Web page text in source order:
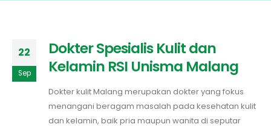
22
Sep
Dokter Spesialis Kulit dan
Kelamin RSI Unisma Malang
Dokter kulit Malang merupakan dokter yang fokus
menangani beragam masalah pada kesehatan kulit
dan kelamin, baik pria maupun wanita di seputar